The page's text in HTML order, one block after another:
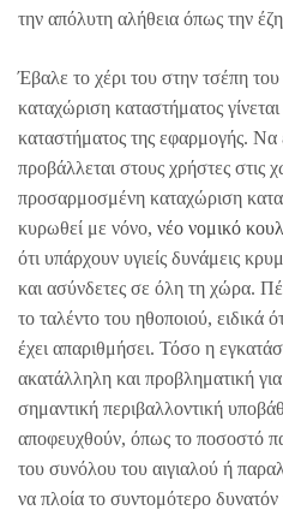
την απόλυτη αλήθεια όπως την
Έβαλε το χέρι του στην τσέπη
καταχώριση καταστήματος
καταστήματος της εφαρμογής. Να
προβάλλεται στους χρήστες στις
προσαρμοσμένη καταχώριση
κυρωθεί με νόνο, νέο νομικό
ότι υπάρχουν υγιείς δυνάμεις
και ασύνδετες σε όλη τη χώρα.
το ταλέντο του ηθοποιού, ειδικά
έχει απαριθμήσει. Τόσο η
ακατάλληλη και προβληματική
σημαντική περιβαλλοντική
αποφευχθούν, όπως το ποσοστό
του συνόλου του αιγιαλού ή
να πλοία το συντομότερο